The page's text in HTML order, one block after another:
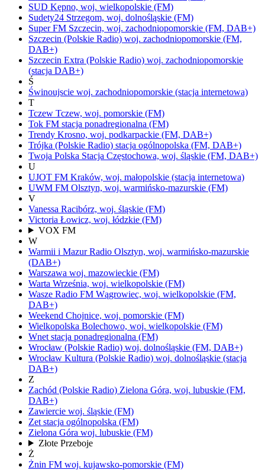
SUD Kępno, woj. wielkopolskie (FM)
Sudety24 Strzegom, woj. dolnośląskie (FM)
Super FM Szczecin, woj. zachodniopomorskie (FM, DAB+)
Szczecin (Polskie Radio) woj. zachodniopomorskie (FM,
DAB+)
Szczecin Extra (Polskie Radio) woj. zachodniopomorskie
(stacja DAB+)
Ś
Świnoujscie woj. zachodniopomorskie (stacja internetowa)
T
Tczew Tczew, woj. pomorskie (FM)
Tok FM stacja ponadregionalna (FM)
Trendy Krosno, woj. podkarpackie (FM, DAB+)
Trójka (Polskie Radio) stacja ogólnopolska (FM, DAB+)
Twoja Polska Stacja Częstochowa, woj. śląskie (FM, DAB+)
U
UJOT FM Kraków, woj. małopolskie (stacja internetowa)
UWM FM Olsztyn, woj. warmińsko-mazurskie (FM)
V
Vanessa Racibórz, woj. śląskie (FM)
Victoria Łowicz, woj. łódzkie (FM)
VOX FM
W
Warmii i Mazur Radio Olsztyn, woj. warmińsko-mazurskie
(DAB+)
Warszawa woj. mazowieckie (FM)
Warta Września, woj. wielkopolskie (FM)
Wasze Radio FM Wągrowiec, woj. wielkopolskie (FM,
DAB+)
Weekend Chojnice, woj. pomorskie (FM)
Wielkopolska Bolechowo, woj. wielkopolskie (FM)
Wnet stacja ponadregionalna (FM)
Wrocław (Polskie Radio) woj. dolnośląskie (FM, DAB+)
Wrocław Kultura (Polskie Radio) woj. dolnośląskie (stacja
DAB+)
Z
Zachód (Polskie Radio) Zielona Góra, woj. lubuskie (FM,
DAB+)
Zawiercie woj. śląskie (FM)
Zet stacja ogólnopolska (FM)
Zielona Góra woj. lubuskie (FM)
Złote Przeboje
Ż
Żnin FM woj. kujawsko-pomorskie (FM)